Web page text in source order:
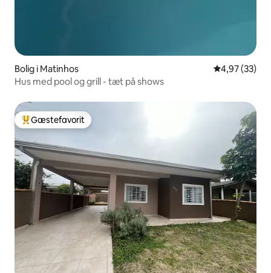
Bolig i Matinhos 4,97 ud af 5 i
4,97 (33)
Hus med pool og grill - tæt på shows
Bedste gæstefavorit
Gæstefavorit